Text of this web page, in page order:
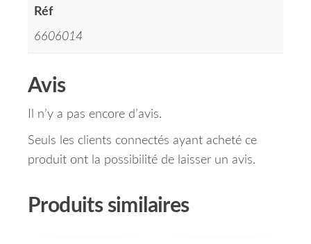
Réf
6606014
Avis
Il n’y a pas encore d’avis.
Seuls les clients connectés ayant acheté ce
produit ont la possibilité de laisser un avis.
Produits similaires